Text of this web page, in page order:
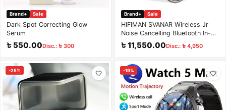
Brand+ Sale
Dark Spot Correcting Glow
Serum
৳ 550.00Disc.: ৳ 300
Brand+ Sale
HIFIMAN SVANAR Wireless Jr
Noise Cancelling Bluetooth In-
Ear Hi-Fi Earphones with Built-in
Amplifier & Topology Diaphragm
৳ 11,550.00Disc.: ৳ 4,950
-25% 🤍 -19% 🤍